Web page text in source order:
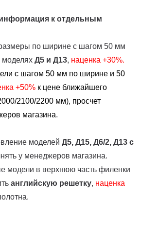
к отдельным
по ширине с шагом 50 мм
моделях Д5 и Д13, наценка +30%.
с шагом 50 мм по ширине и 50
+50% к цене ближайшего
2100/2200 мм), просчет
магазина.
моделей Д5, Д15, Д6/2, Д13 с
у менеджеров магазина.
модели в верхнюю часть филенки
английскую решетку, наценка